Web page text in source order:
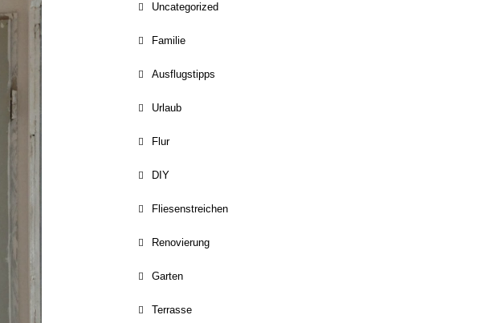
Uncategorized
Familie
Ausflugstipps
Urlaub
Flur
DIY
Fliesenstreichen
Renovierung
Garten
Terrasse